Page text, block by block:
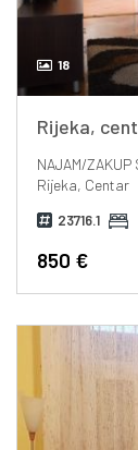
18
Rijeka,
NAJAM/ZAKUP
Rijeka, Centar
23716.1
850 €